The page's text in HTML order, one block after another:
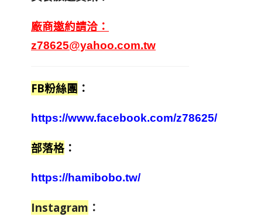
廠商邀約請洽：
z78625@yahoo.com.tw
FB粉絲團 ：
https://www.facebook.com/z78625/
部落格 ：
https://hamibobo.tw/
Instagram ：